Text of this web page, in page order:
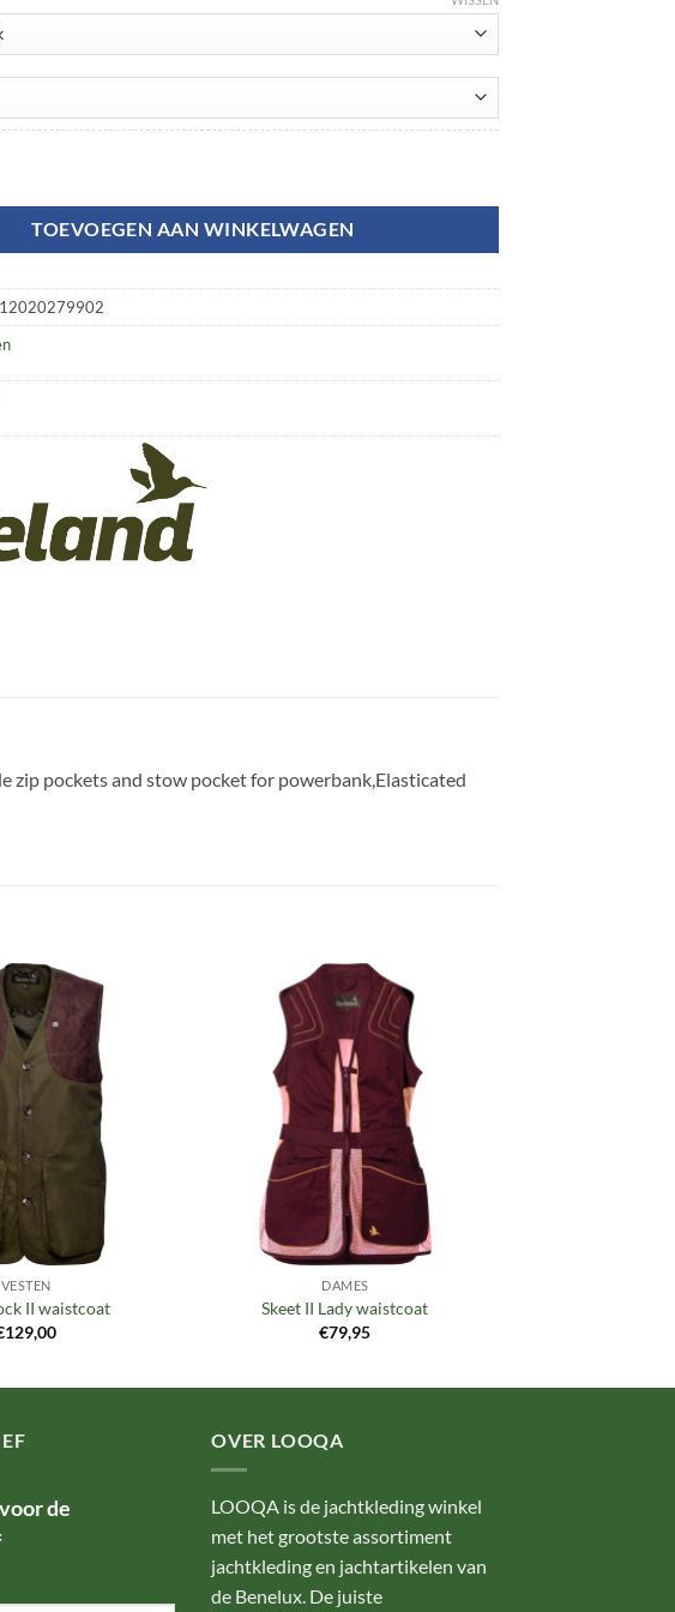
TOEVOEGEN AAN WINKELWAGEN
12020279902
zip pockets and stow pocket for powerbank,Elasticated
Toevoegen
verlanglijst
VESTEN
II waistcoat
129,00
Toevoegen
verlanglijst
DAMES
Skeet II Lady waistcoat
€79,95
de
OVER LOOQA
LOOQA is de jachtkleding winkel
met het grootste assortiment
jachtkleding en jachtartikelen van
de Benelux. De juiste